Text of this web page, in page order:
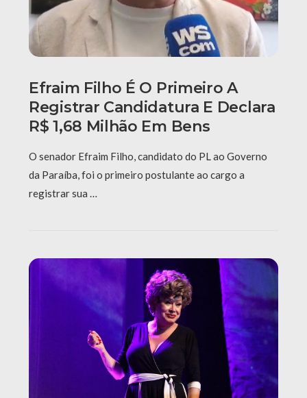
Efraim Filho É O Primeiro A
Registrar Candidatura E Declara
R$ 1,68 Milhão Em Bens
O senador Efraim Filho, candidato do PL ao Governo
da Paraíba, foi o primeiro postulante ao cargo a
registrar sua …